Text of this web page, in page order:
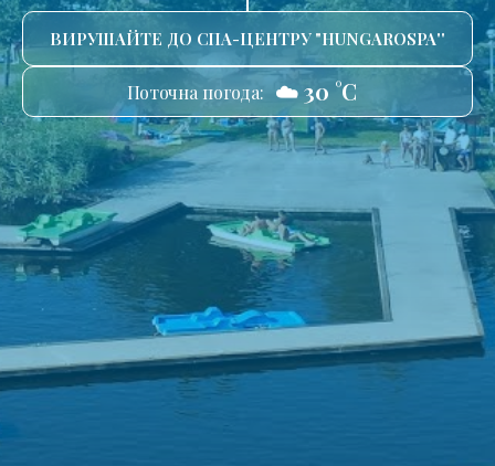
ВИРУШАЙТЕ ДО СПА-ЦЕНТРУ "HUNGAROSPA''
Поточна погода: ☁️ 30 °C